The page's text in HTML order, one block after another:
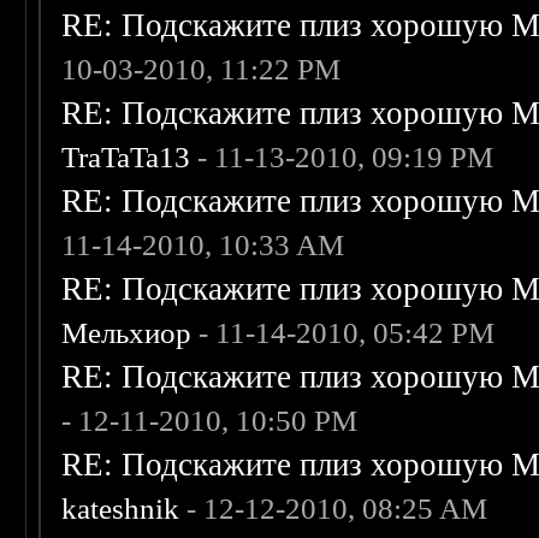
RE: Подскажите плиз хорошую
10-03-2010, 11:22 PM
RE: Подскажите плиз хорошую
TraTaTa13 - 11-13-2010, 09:19 PM
RE: Подскажите плиз хорошую
11-14-2010, 10:33 AM
RE: Подскажите плиз хорошую
Мельхиор - 11-14-2010, 05:42 PM
RE: Подскажите плиз хорошую
- 12-11-2010, 10:50 PM
RE: Подскажите плиз хорошую
kateshnik - 12-12-2010, 08:25 AM